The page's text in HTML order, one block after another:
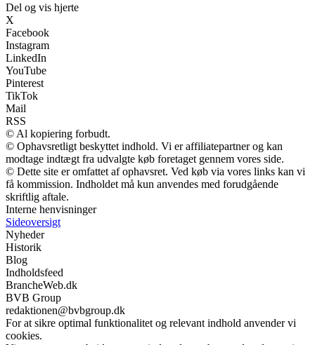
Del og vis hjerte
X
Facebook
Instagram
LinkedIn
YouTube
Pinterest
TikTok
Mail
RSS
© Al kopiering forbudt.
© Ophavsretligt beskyttet indhold. Vi er affiliatepartner og kan
modtage indtægt fra udvalgte køb foretaget gennem vores side.
© Dette site er omfattet af ophavsret. Ved køb via vores links kan vi
få kommission. Indholdet må kun anvendes med forudgående
skriftlig aftale.
Interne henvisninger
Sideoversigt
Nyheder
Historik
Blog
Indholdsfeed
BrancheWeb.dk
BVB Group
redaktionen@bvbgroup.dk
For at sikre optimal funktionalitet og relevant indhold anvender vi
cookies.